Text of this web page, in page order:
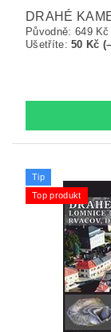
DRAHÉ
Původně: 649 Kč
Ušetříte:50 Kč
Tip
Top produkt